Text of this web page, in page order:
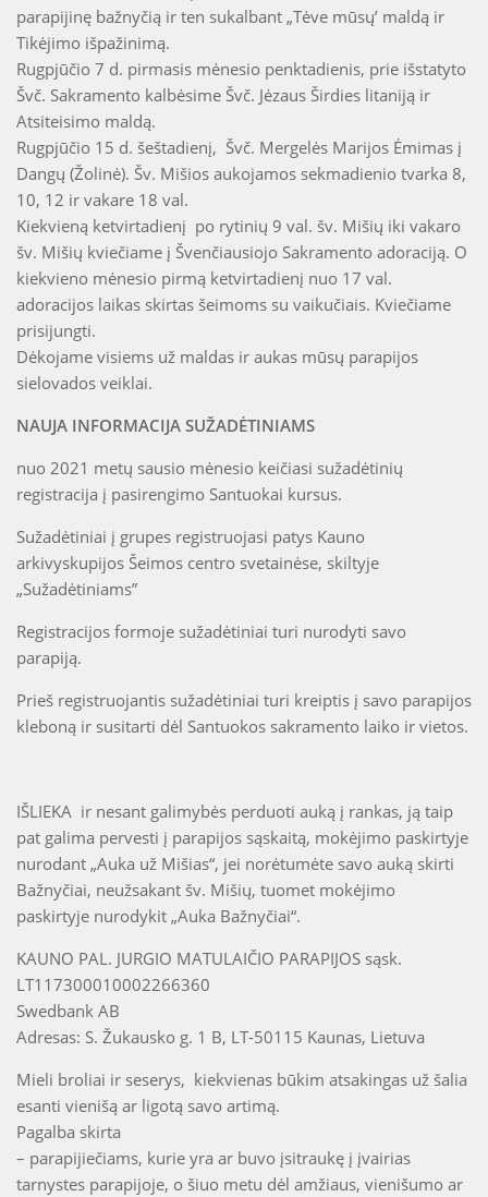
parapijinę bažnyčią ir ten sukalbant „Tėve mūsų’ maldą ir
Tikėjimo išpažinimą.
Rugpjūčio 7 d. pirmasis mėnesio penktadienis, prie išstatyto
Švč. Sakramento kalbėsime Švč. Jėzaus Širdies litaniją ir
Atsiteisimo maldą.
Rugpjūčio 15 d. šeštadienį, Švč. Mergelės Marijos Ėmimas į
Dangų (Žolinė). Šv. Mišios aukojamos sekmadienio tvarka 8,
10, 12 ir vakare 18 val.
Kiekvieną ketvirtadienį po rytinių 9 val. šv. Mišių iki vakaro
šv. Mišių kviečiame į Švenčiausiojo Sakramento adoraciją. O
kiekvieno mėnesio pirmą ketvirtadienį nuo 17 val.
adoracijos laikas skirtas šeimoms su vaikučiais. Kviečiame
prisijungti.
Dėkojame visiems už maldas ir aukas mūsų parapijos
sielovados veiklai.
NAUJA INFORMACIJA SUŽADĖTINIAMS
nuo 2021 metų sausio mėnesio keičiasi sužadėtinių
registracija į pasirengimo Santuokai kursus.
Sužadėtiniai į grupes registruojasi patys Kauno
arkivyskupijos Šeimos centro svetainėse, skiltyje
„Sužadėtiniams”
Registracijos formoje sužadėtiniai turi nurodyti savo
parapiją.
Prieš registruojantis sužadėtiniai turi kreiptis į savo parapijos
kleboną ir susitarti dėl Santuokos sakramento laiko ir vietos.
IŠLIEKA ir nesant galimybės perduoti auką į rankas, ją taip
pat galima pervesti į parapijos sąskaitą, mokėjimo paskirtyje
nurodant „Auka už Mišias“, jei norėtumėte savo auką skirti
Bažnyčiai, neužsakant šv. Mišių, tuomet mokėjimo
paskirtyje nurodykit „Auka Bažnyčiai“.
KAUNO PAL. JURGIO MATULAIČIO PARAPIJOS sąsk.
LT117300010002266360
Swedbank AB
Adresas: S. Žukausko g. 1 B, LT-50115 Kaunas, Lietuva
Mieli broliai ir seserys, kiekvienas būkim atsakingas už šalia
esanti vienišą ar ligotą savo artimą.
Pagalba skirta
– parapijiečiams, kurie yra ar buvo įsitraukę į įvairias
tarnystes parapijoje, o šiuo metu dėl amžiaus, vienišumo ar